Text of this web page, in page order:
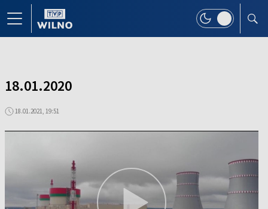
18.01.2020
18.01.2021, 19:51